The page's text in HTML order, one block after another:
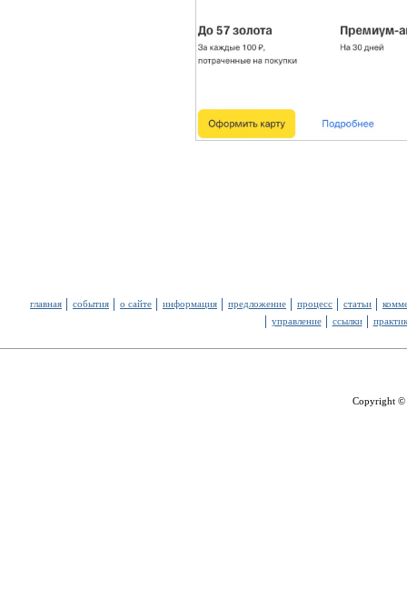
главная события о сайте информация предложение процесс статьи
управление
ссылки
Copyright ©